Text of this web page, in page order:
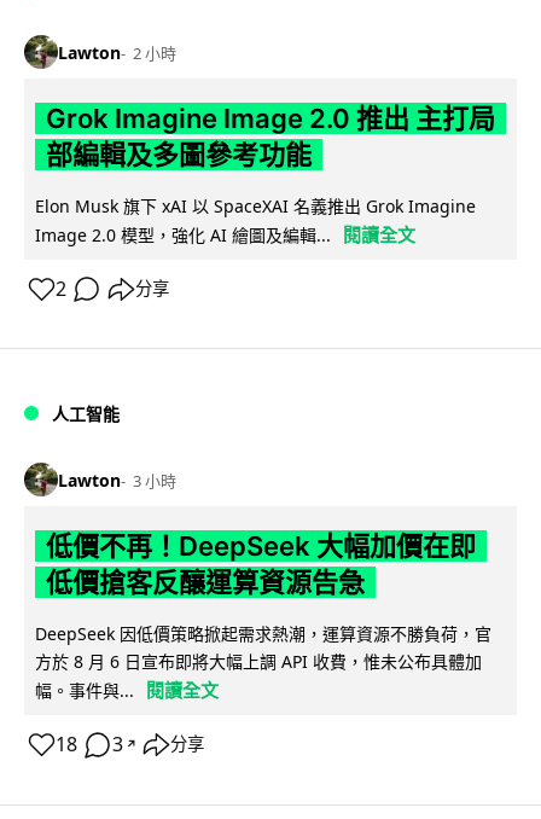
Lawton 2 小時
Grok Imagine Image 2.0 推出 主打局
部編輯及多圖參考功能
Elon Musk 旗下 xAI 以 SpaceXAI 名義推出 Grok Imagine
Image 2.0 模型，強化 AI 繪圖及編輯...
閱讀全文
2 分享
人工智能
Lawton 3 小時
低價不再！DeepSeek 大幅加價在即
低價搶客反釀運算資源告急
DeepSeek 因低價策略掀起需求熱潮，運算資源不勝負荷，官
方於 8 月 6 日宣布即將大幅上調 API 收費，惟未公布具體加
幅。事件與...
閱讀全文
18 3 ↗ 分享